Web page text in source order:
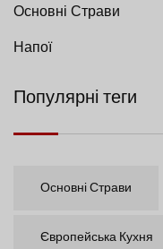
Основні Страви
Напої
Популярні теги
Основні Страви
Європейська Кухня